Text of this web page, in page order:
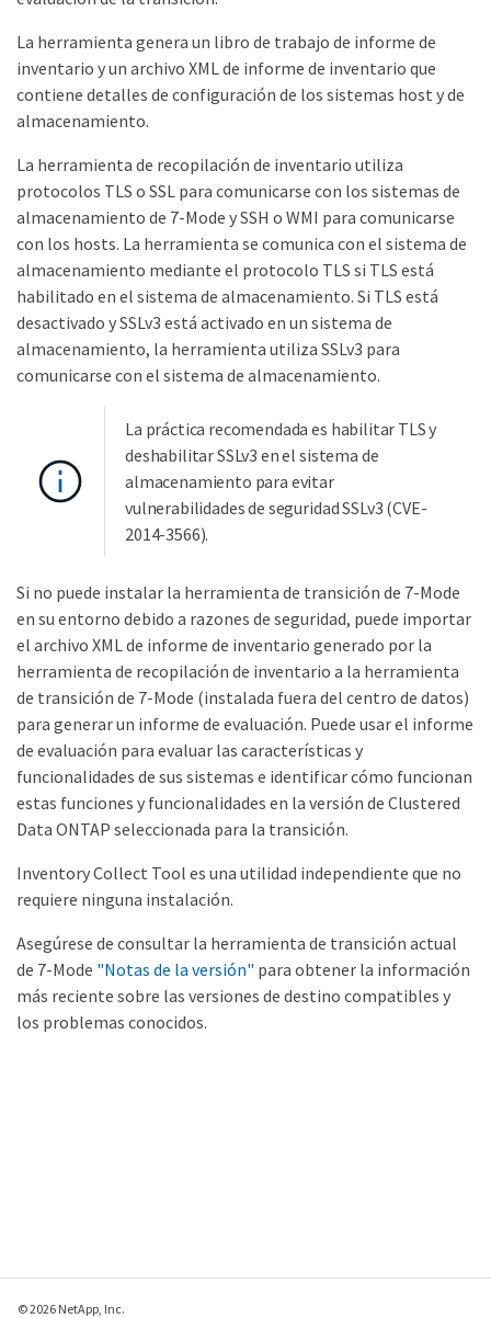
La herramienta genera un libro de trabajo de informe de
inventario y un archivo XML de informe de inventario que
contiene detalles de configuración de los sistemas host y de
almacenamiento.
La herramienta de recopilación de inventario utiliza
protocolos TLS o SSL para comunicarse con los sistemas de
almacenamiento de 7-Mode y SSH o WMI para comunicarse
con los hosts. La herramienta se comunica con el sistema de
almacenamiento mediante el protocolo TLS si TLS está
habilitado en el sistema de almacenamiento. Si TLS está
desactivado y SSLv3 está activado en un sistema de
almacenamiento, la herramienta utiliza SSLv3 para
comunicarse con el sistema de almacenamiento.
La práctica recomendada es habilitar TLS y
deshabilitar SSLv3 en el sistema de
almacenamiento para evitar
vulnerabilidades de seguridad SSLv3 (CVE-
2014-3566).
Si no puede instalar la herramienta de transición de 7-Mode
en su entorno debido a razones de seguridad, puede importar
el archivo XML de informe de inventario generado por la
herramienta de recopilación de inventario a la herramienta
de transición de 7-Mode (instalada fuera del centro de datos)
para generar un informe de evaluación. Puede usar el informe
de evaluación para evaluar las características y
funcionalidades de sus sistemas e identificar cómo funcionan
estas funciones y funcionalidades en la versión de Clustered
Data ONTAP seleccionada para la transición.
Inventory Collect Tool es una utilidad independiente que no
requiere ninguna instalación.
Asegúrese de consultar la herramienta de transición actual
de 7-Mode "Notas de la versión" para obtener la información
más reciente sobre las versiones de destino compatibles y
los problemas conocidos.
© 2026 NetApp, Inc.